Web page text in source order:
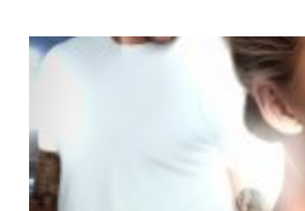
МОЙ
НЕОТРАЗИМЫЙ
СТИШКОВСКАЯ)